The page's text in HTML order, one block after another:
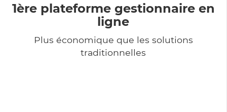
1ère plateforme gestionnaire en
ligne
Plus économique que les solutions
traditionnelles